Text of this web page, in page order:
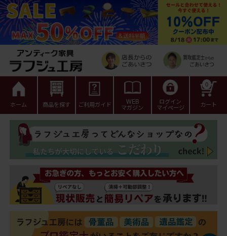
ホーム 商品を探す ご利用ガイド WEB
マガジン
ログイン
マイページ カート
0